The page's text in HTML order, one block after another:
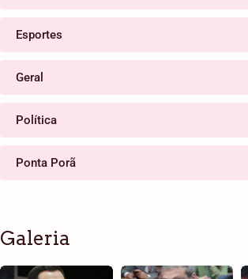
Esportes
Geral
Política
Ponta Porã
Galeria